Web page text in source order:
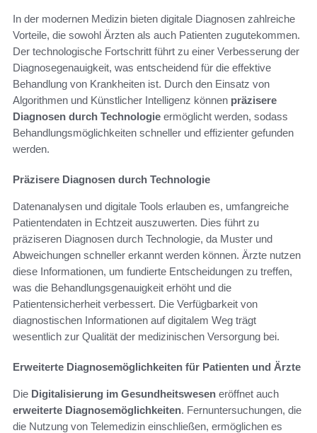
In der modernen Medizin bieten digitale Diagnosen zahlreiche
Vorteile, die sowohl Ärzten als auch Patienten zugutekommen.
Der technologische Fortschritt führt zu einer Verbesserung der
Diagnosegenauigkeit, was entscheidend für die effektive
Behandlung von Krankheiten ist. Durch den Einsatz von
Algorithmen und Künstlicher Intelligenz können präzisere
Diagnosen durch Technologie ermöglicht werden, sodass
Behandlungsmöglichkeiten schneller und effizienter gefunden
werden.
Präzisere Diagnosen durch Technologie
Datenanalysen und digitale Tools erlauben es, umfangreiche
Patientendaten in Echtzeit auszuwerten. Dies führt zu
präziseren Diagnosen durch Technologie, da Muster und
Abweichungen schneller erkannt werden können. Ärzte nutzen
diese Informationen, um fundierte Entscheidungen zu treffen,
was die Behandlungsgenauigkeit erhöht und die
Patientensicherheit verbessert. Die Verfügbarkeit von
diagnostischen Informationen auf digitalem Weg trägt
wesentlich zur Qualität der medizinischen Versorgung bei.
Erweiterte Diagnosemöglichkeiten für Patienten und Ärzte
Die Digitalisierung im Gesundheitswesen eröffnet auch
erweiterte Diagnosemöglichkeiten. Fernuntersuchungen, die
die Nutzung von Telemedizin einschließen, ermöglichen es